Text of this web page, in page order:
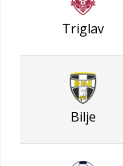
Triglav
Bilje